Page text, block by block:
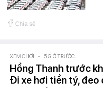
Chia sẻ
XEM CHƠI - 5 GIỜ TRƯỚC
Hồng Thanh trước
Đi xe hơi tiền tỷ, đeo